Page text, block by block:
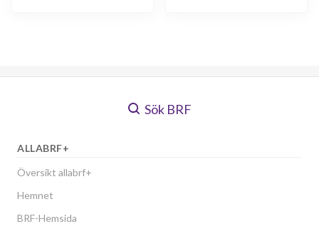
Sök BRF
ALLABRF+
Översikt allabrf+
Hemnet
BRF-Hemsida